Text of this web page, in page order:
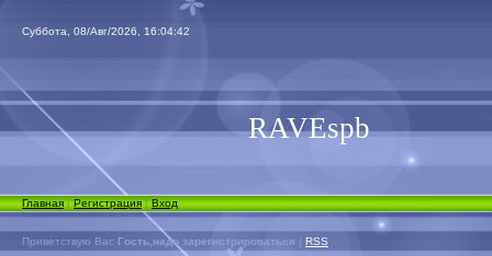
Суббота, 08/Авг/2026, 16:04:42
RAVEspb
Главная|Регистрация|Вход
Приветствую Вас Гость,надо зарегистрироваться | RSS